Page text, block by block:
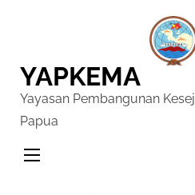
YAPKEMA
Yayasan Pembangunan
Papua